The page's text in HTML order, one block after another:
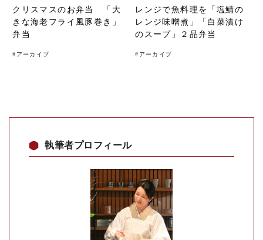
クリスマスのお弁当 「大
きな海老フライ風豚巻き」
弁当
# アーカイブ
レンジで魚料理を「塩鯖の
レンジ味噌煮」「白菜漬け
のスープ」２品弁当
# アーカイブ
執筆者プロフィール